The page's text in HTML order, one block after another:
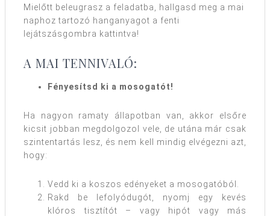
Mielőtt beleugrasz a feladatba, hallgasd meg a mai
naphoz tartozó hanganyagot a fenti
lejátszásgombra kattintva!
A MAI TENNIVALÓ:
Fényesítsd ki a mosogatót!
Ha nagyon ramaty állapotban van, akkor elsőre
kicsit jobban megdolgozol vele, de utána már csak
szintentartás lesz, és nem kell mindig elvégezni azt,
hogy:
Vedd ki a koszos edényeket a mosogatóból.
Rakd be lefolyódugót, nyomj egy kevés
klóros tisztítót – vagy hipót vagy más